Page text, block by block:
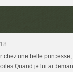
chez une belle
je lui ai